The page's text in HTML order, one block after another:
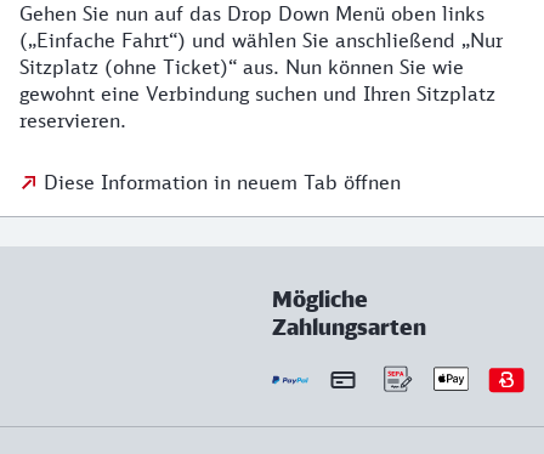
Gehen Sie nun auf das Drop Down Menü oben links
(„Einfache Fahrt“) und wählen Sie anschließend „Nur
Sitzplatz (ohne Ticket)“ aus. Nun können Sie wie
gewohnt eine Verbindung suchen und Ihren Sitzplatz
reservieren.
Diese Information in neuem Tab öffnen
Mögliche
Zahlungsarten